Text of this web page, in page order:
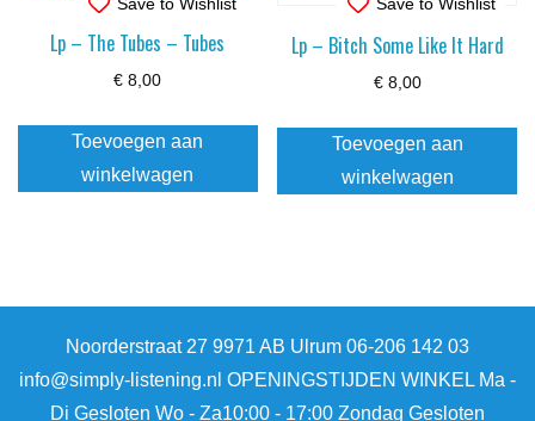
Lp – The Tubes – Tubes
€ 8,00
Toevoegen aan
winkelwagen
Lp – Bitch Some Like It Hard
€8,00
Toevoegen aan
winkelwagen
Noorderstraat 27 9971 AB Ulrum 06-206 142 03
info@simply-listening.nl OPENINGSTIJDEN WINKEL Ma -
Di Gesloten Wo - Za10:00 - 17:00 Zondag Gesloten